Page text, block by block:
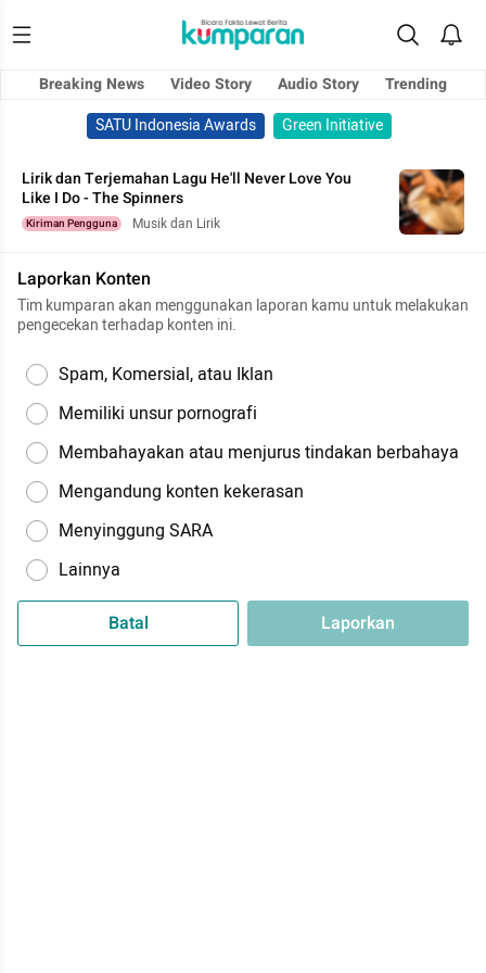
Breaking News Video Story Audio Story
Trending
SATU Indonesia Awards
Green Initiative
Lirik dan Terjemahan Lagu He'll Never Love You
Like I Do - The Spinners
Kiriman Pengguna Musik dan Lirik
Laporkan Konten
Tim kumparan akan menggunakan laporan kamu untuk melakukan
pengecekan terhadap konten ini.
Spam, Komersial, atau Iklan
Memiliki unsur pornografi
Membahayakan atau menjurus tindakan berbahaya
Mengandung konten kekerasan
Menyinggung SARA
Lainnya
Batal Laporkan